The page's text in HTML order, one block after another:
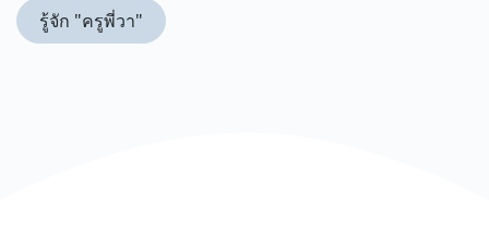
รู้จัก "ครูพี่วา"